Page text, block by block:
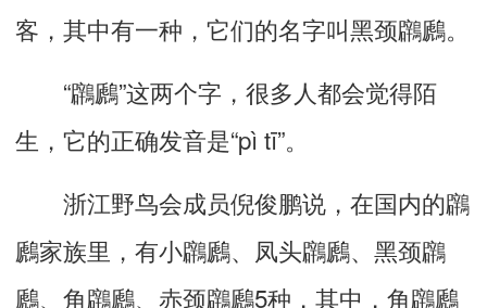
客，其中有一种，它们的名字叫黑颈鸊鷉。
“鸊鷉”这两个字，很多人都会觉得陌
生，它的正确发音是“pì tī”。
浙江野鸟会成员倪俊鹏说，在国内的鸊
鷉家族里，有小鸊鷉、凤头鸊鷉、黑颈鸊
鷉、角鸊鷉、赤颈鸊鷉5种，其中，角鸊鷉